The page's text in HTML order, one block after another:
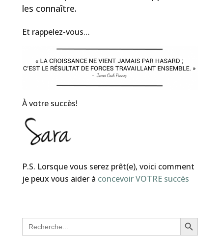
les connaître.
Et rappelez-vous…
À votre succès!
P.S. Lorsque vous serez prêt(e), voici comment
je peux vous aider à concevoir VOTRE succès
Search
for:
Search Button